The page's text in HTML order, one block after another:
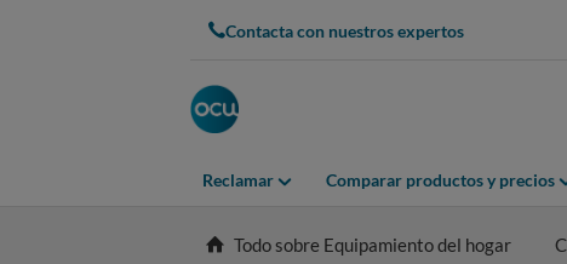
Contacta con nuestros expertos
Reclamar Comparar productos y precios
Todo sobre Equipamiento del hogar